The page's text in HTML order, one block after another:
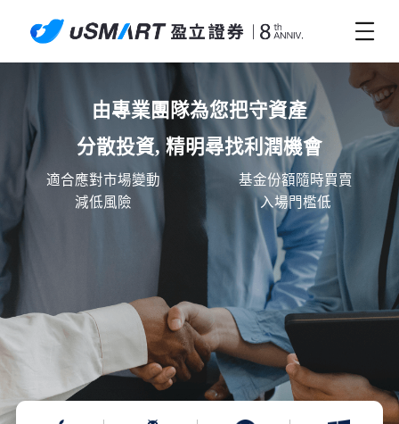
由專業團隊為您把守資產
分散投資, 精明尋找利潤機會
適合應對市場變動
基金份額隨時買賣
減低風險
入場門檻低